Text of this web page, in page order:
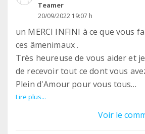
Teamer
20/09/2022 19:07 h
un MERCI INFINI à ce que vous
ces âmenimaux .
Très heureuse de vous aider et
de recevoir tout ce dont vous
Plein d'Amour pour vous tous
Carole
Lire plus...
Voir le